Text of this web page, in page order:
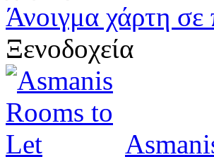
Άνοιγμα χάρτη
Ξενοδοχεία